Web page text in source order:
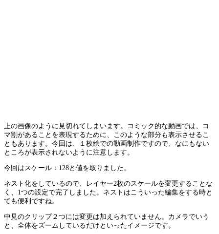
上の画像のように見切れてしまいます。コミック的な動画では、コ
マ割があることを表現するために、このような部分も表示させるこ
ともあります。今回は、１枚絵での動画制作ですので、なにもない
ところが表示されないように注意します。
今回はスケール：128と値を取りました。
ネスト化をしているので、レイヤー2枚のスケールを変更することな
く、1つの設定で完了しました。ネストはこういった編集をする時と
ても便利ですね。
中見のクリップ２つには変更は加えられていません。カメラでいう
と、全体をズームしているだけといったイメージです。